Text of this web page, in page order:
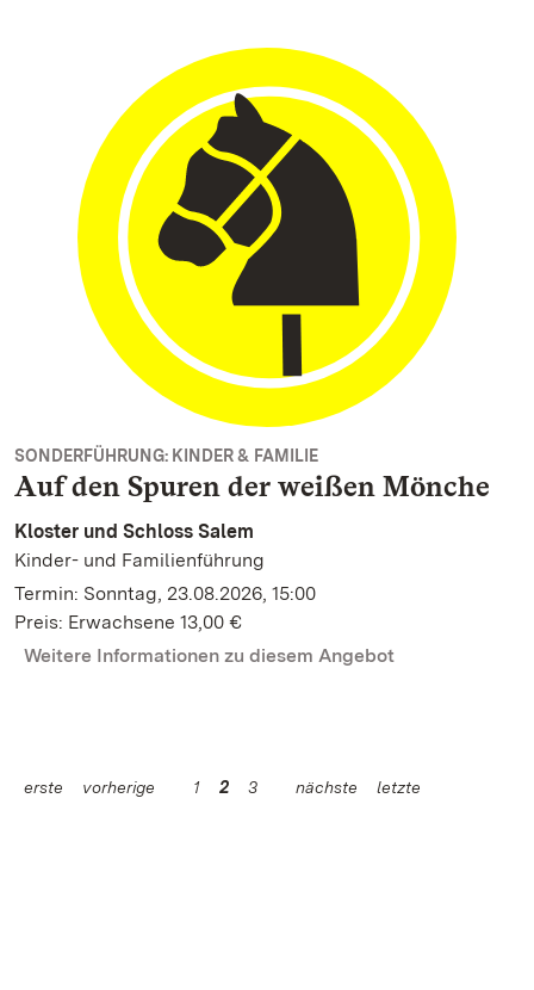
SONDERFÜHRUNG: KINDER & FAMILIE
Auf den Spuren der weißen Mönche
Kloster und Schloss Salem
Kinder- und Familienführung
Termin: Sonntag, 23.08.2026, 15:00
Preis: Erwachsene 13,00 €
Weitere Informationen zu diesem Angebot
erste vorherige 1 2 3 nächste letzte